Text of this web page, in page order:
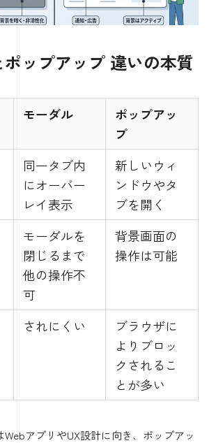
ップアップ 違いの本質
モーダル
ポップアッ
プ
同一タブ内
にオーバー
レイ表示
新しいウィ
ンドウやタ
ブを開く
モーダルを
閉じるまで
他の操作不
可
背景画面の
操作は可能
されにくい
ブラウザに
よりブロッ
クされるこ
とが多い
アプリやUX設計に向き、ポップアッ